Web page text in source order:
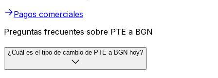
Pagos comerciales
Preguntas frecuentes sobre PTE a BGN
¿Cuál es el tipo de cambio de PTE a BGN hoy?